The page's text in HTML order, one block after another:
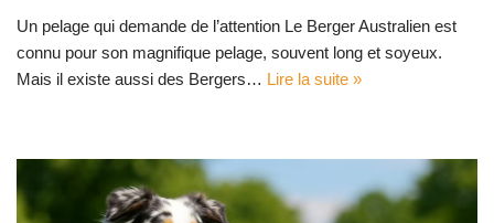
Un pelage qui demande de l’attention Le Berger Australien est
connu pour son magnifique pelage, souvent long et soyeux.
Mais il existe aussi des Bergers… Lire la suite »